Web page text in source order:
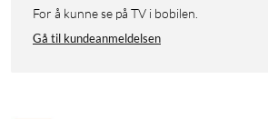
For å kunne se på TV i bobilen.
Gå til kundeanmeldelsen